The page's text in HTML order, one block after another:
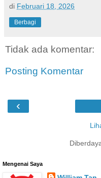
di Februari 18, 2026
Berbagi
Tidak ada komentar:
Posting Komentar
‹
Mengenai Saya